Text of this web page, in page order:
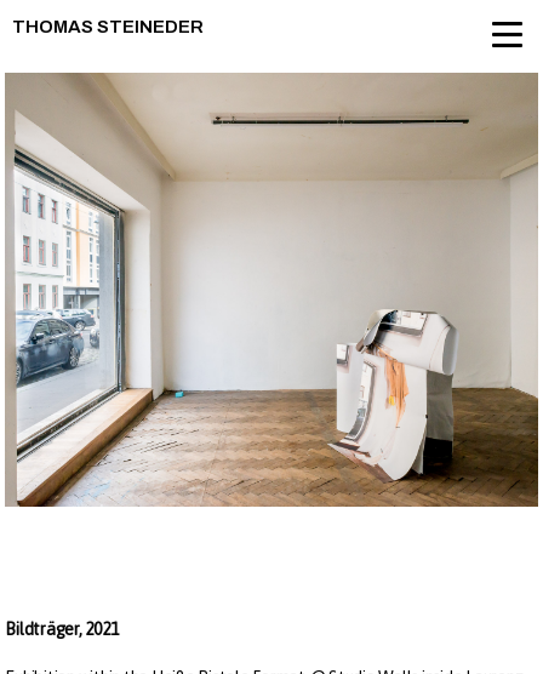
THOMAS STEINEDER
Bildträger, 2021